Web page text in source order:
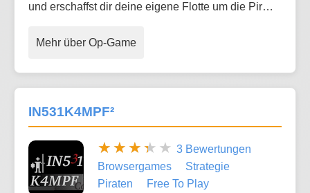
und erschaffst dir deine eigene Flotte um die Pir…
Mehr über Op-Game
IN531K4MPF²
3 Bewertungen
Browsergames
Strategie
Piraten
Free To Play